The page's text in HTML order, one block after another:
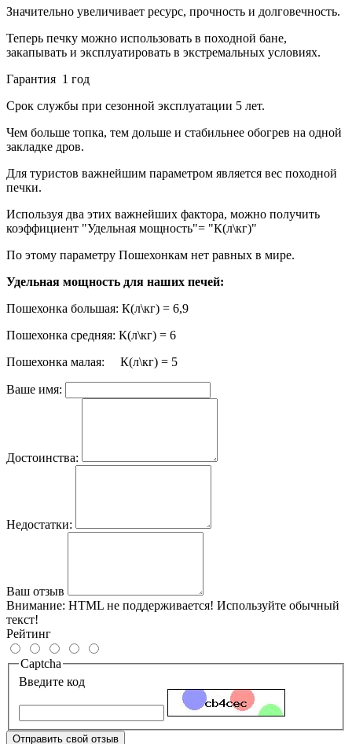
Значительно увеличивает ресурс, прочность и долговечность.
Теперь печку можно использовать в походной бане,
закапывать и эксплуатировать в экстремальных условиях.
Гарантия 1 год
Срок службы при сезонной эксплуатации 5 лет.
Чем больше топка, тем дольше и стабильнее обогрев на одной
закладке дров.
Для туристов важнейшим параметром является вес походной
печки.
Используя два этих важнейших фактора, можно получить
коэффициент "Удельная мощность"= "К(л\кг)"
По этому параметру Пошехонкам нет равных в мире.
Удельная мощность для наших печей:
Пошехонка большая: К(л\кг) = 6,9
Пошехонка средняя: К(л\кг) = 6
Пошехонка малая: К(л\кг) = 5
Ваше имя:
Достоинства:
Недостатки:
Ваш отзыв
Внимание: HTML не поддерживается! Используйте обычный
текст!
Рейтинг
Captcha
Введите код
Отправить свой отзыв